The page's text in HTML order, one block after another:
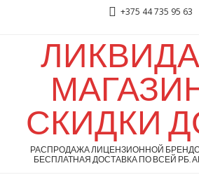
+375 44 735 95 63
СКИДКИ
РАСПРОДАЖА ЛИЦЕНЗИОННОЙ
БЕСПЛАТНАЯ ДОСТАВКА ПО ВСЕЙ РБ.